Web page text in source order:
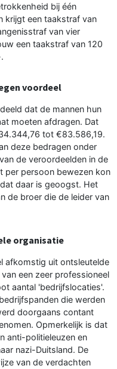
bij één
krijgt een taakstraf van
van vier
een taakstraf van 120
voordeel
dat de mannen hun
moeten afdragen. Dat
tot €83.586,19.
deze bedragen onder
de veroordeelden in de
per persoon bewezen kon
daar is geoogst. Het
de broer die de leider van
organisatie
afkomstig uit ontsleutelde
een zeer professioneel
aantal 'bedrijfslocaties'.
die werden
doorgaans contant
Opmerkelijk is dat
anti-politieleuzen en
nazi-Duitsland. De
van de verdachten